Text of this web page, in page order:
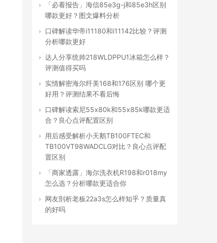
「必看报告」海信85e3g-j和85e3h区别
哪款更好？图文爆料分析
口碑解读华帝i11180和i11142比较？评测
分析哪款更好
达人分享统帅218WLDPPU1冰箱怎么样？
评测值得买吗
实情解密海尔纤美168和176区别 哪个更
好用？评测结果不看后悔
口碑解读索尼55x80k和55x85k哪款更适
合？良心点评配置区别
用后感受解析小天鹅TB100FTEC和
TB100VT98WADCLG对比？良心点评配
置区别
「商家透露」海尔洗衣机R198和r018my
怎么选？分析哪款更适合你
网友剖析老板22a3s怎么样知乎？质量真
的好吗